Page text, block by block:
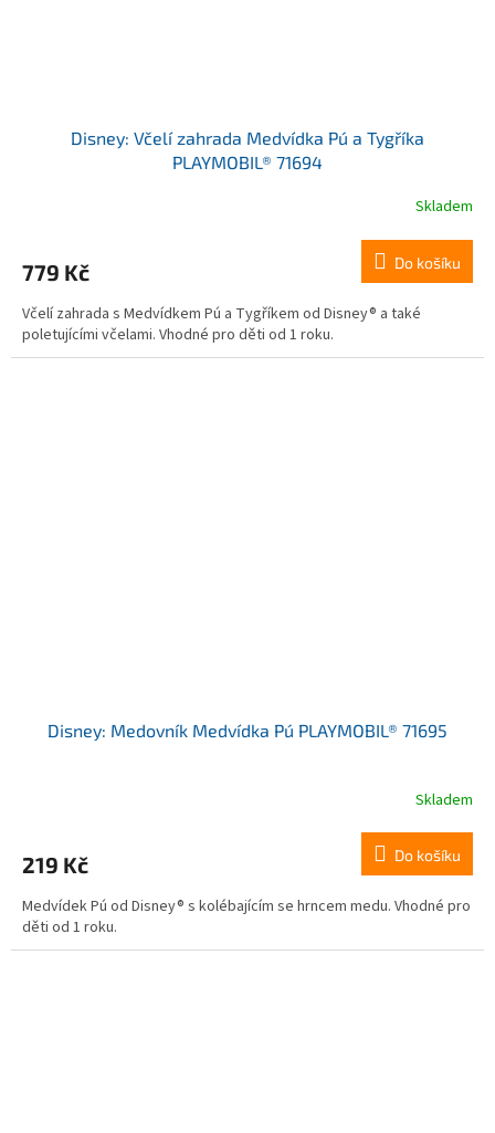
Disney: Včelí zahrada Medvídka Pú a Tygříka
PLAYMOBIL® 71694
Skladem
779 Kč Do košíku
Včelí zahrada s Medvídkem Pú a Tygříkem od Disney® a také
poletujícími včelami. Vhodné pro děti od 1 roku.
Disney: Medovník Medvídka Pú PLAYMOBIL® 71695
Skladem
219 Kč Do košíku
Medvídek Pú od Disney® s kolébajícím se hrncem medu. Vhodné pro
děti od 1 roku.